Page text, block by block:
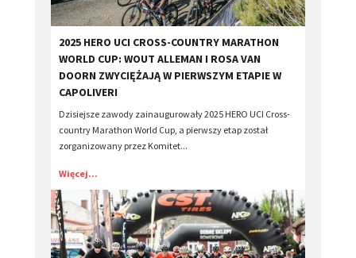
2025 HERO UCI CROSS-COUNTRY MARATHON
WORLD CUP: WOUT ALLEMAN I ROSA VAN
DOORN ZWYCIĘŻAJĄ W PIERWSZYM ETAPIE W
CAPOLIVERI
Dzisiejsze zawody zainaugurowały 2025 HERO UCI Cross-
country Marathon World Cup, a pierwszy etap został
zorganizowany przez Komitet...
Więcej...